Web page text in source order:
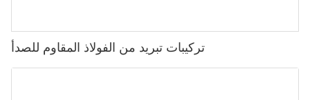
تركيبات تبريد من الفولاذ المقاوم للصدأ